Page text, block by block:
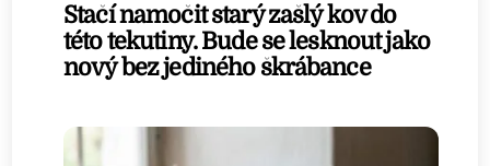
Stačí namočit starý zašlý kov do
této tekutiny. Bude se lesknout jako
nový bez jediného škrábance